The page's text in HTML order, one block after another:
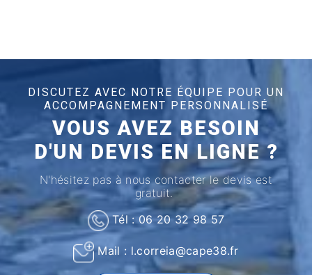
DISCUTEZ AVEC NOTRE ÉQUIPE POUR UN
ACCOMPAGNEMENT PERSONNALISÉ
VOUS AVEZ BESOIN
D'UN DEVIS EN LIGNE ?
N'hésitez pas à nous contacter le devis est
gratuit.
Tél : 06 20 32 98 57
Mail : l.correia@cape38.fr